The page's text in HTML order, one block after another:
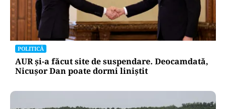
POLITICĂ
AUR și-a făcut site de suspendare. Deocamdată,
Nicușor Dan poate dormi liniștit